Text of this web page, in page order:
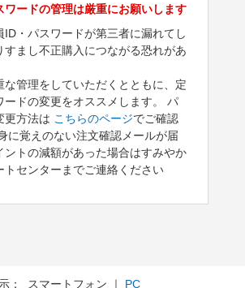
ワードの管理は厳重にお願いします
ID・パスワードが第三者に漏れてし
すまし不正購入につながる恐れがあ
な管理をしていただくとともに、定
ードの変更をオススメします。 パ
更方法は こちらのページでご確認
に覚えのない注文確認メールが届
ントの減額があった場合はすみやか
トセンターまでご連絡ください
： スマートフォン ｜ PC